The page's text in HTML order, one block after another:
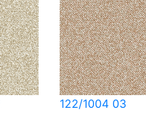
122/1004 03